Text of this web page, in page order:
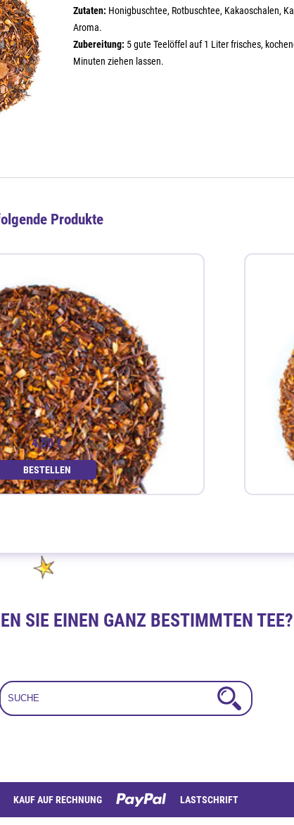
Zutaten: Honigbuschtee, Rotbuschtee, Kakaoschalen,
Aroma.
Zubereitung: 5 gute Teelöffel auf 1 Liter frisches,
Minuten ziehen lassen.
Produkte
Vanille Sahne 100g
4,50 €
BESTELLEN
SIE EINEN GANZ BESTIMMTEN TEE?
KAUF AUF RECHNUNG
LASTSCHRIFT